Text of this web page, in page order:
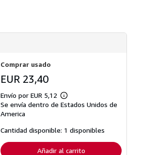
Comprar usado
EUR 23,40
Envío por EUR 5,12
Más
información
tarifas
de
envío
Se envía dentro de Estados Unidos de
America
Cantidad disponible: 1 disponibles
Añadir al carrito